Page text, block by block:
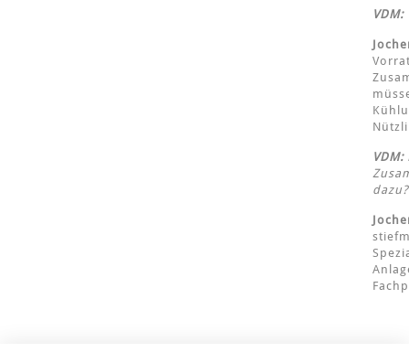
VDM:
VDM:
dazu?